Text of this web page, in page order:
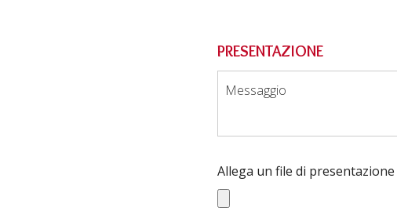
PRESENTAZIONE
Messaggio
Allega un file di presentazione